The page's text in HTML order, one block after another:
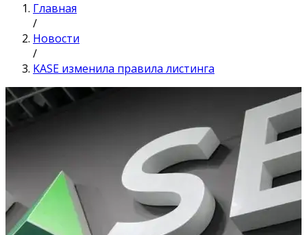
Главная
/
Новости
/
KASE изменила правила листинга